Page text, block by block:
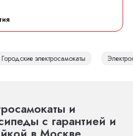
Городские электросамокаты
и
с гарантией и